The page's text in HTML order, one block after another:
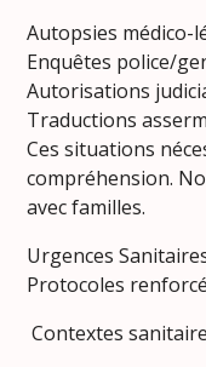
Autopsies médico-
Enquêtes police/
Autorisations
Traductions
Ces situations
compréhension.
avec familles.
Urgences
Protocoles
Contextes